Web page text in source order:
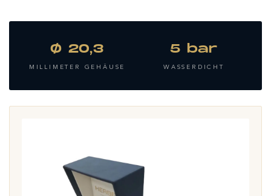
Ø 20,3
MILLIMETER GEHÄUSE
5 bar
WASSERDICHT